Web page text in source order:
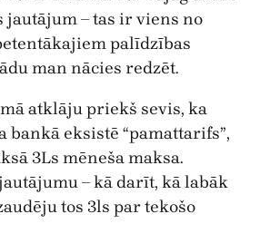
jautājum – tas ir viens no
palīdzības
man nācies redzēt.
atklāju priekš sevis, ka
bankā eksistē “pamattarifs”,
3Ls mēneša maksa.
– kā darīt, kā labāk
tos 3ls par tekošo